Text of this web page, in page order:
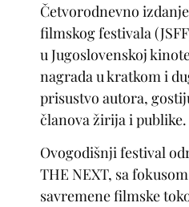
Četvorodnevno
filmskog festivala
u Jugoslovenskoj
nagrada u kratkom i
prisustvo autora,
članova žirija i publike.
Ovogodišnji festival
THE NEXT, sa
savremene filmske